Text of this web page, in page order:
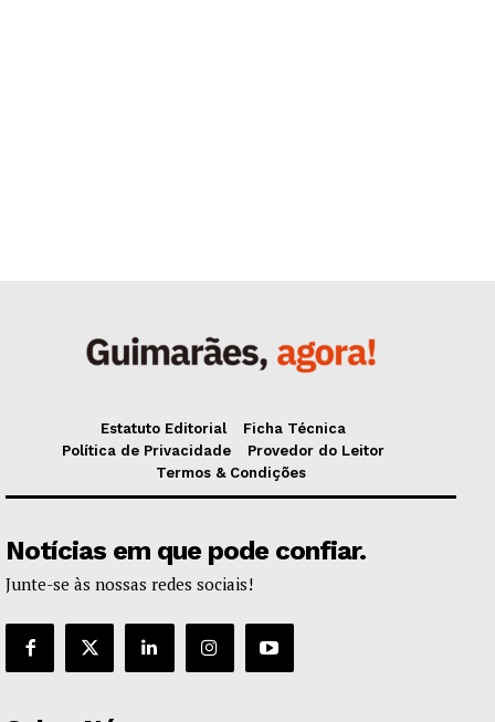
Estatuto Editorial
Ficha Técnica
Política de Privacidade
Provedor do Leitor
Termos & Condições
Notícias em que pode confiar.
Junte-se às nossas redes sociais!